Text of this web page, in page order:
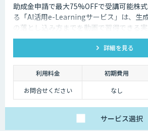
助成金申請で最大75%OFFで受講可能株
る「AI活用e-Learningサービス」は、生
の落とし込み方までを動画で習得できる
Learningです。ボストンコンサルティン
ム出身のAIのプロが設計・監修。豊富なユ
に、業務効率化に直結する実践的なコン
詳細を見る
利用料金 初期費用
お問合せください
なし
サービス選択